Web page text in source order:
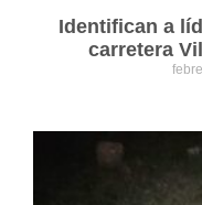
Identifican a
carretera